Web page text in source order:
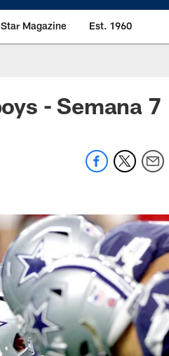
Star Magazine Est. 1960
- Semana 7